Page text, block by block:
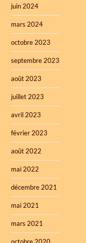
juin 2024
mars 2024
octobre 2023
septembre 2023
août 2023
juillet 2023
avril 2023
février 2023
août 2022
mai 2022
décembre 2021
mai 2021
mars 2021